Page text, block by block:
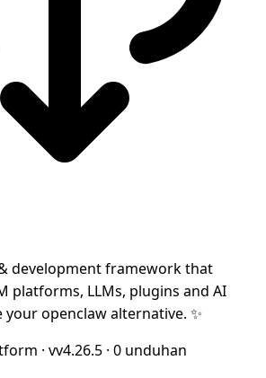
development framework that
platforms, LLMs, plugins and AI
openclaw alternative. ✨
· vv4.26.5 · 0 unduhan